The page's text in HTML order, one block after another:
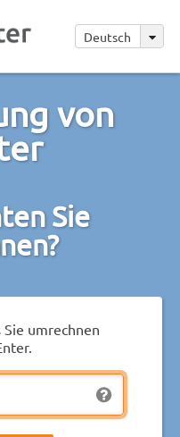
Deutsch
von
Sie
umrechnen